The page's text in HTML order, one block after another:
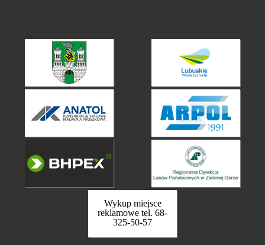
Wykup miejsce
reklamowe tel. 68-
325-50-57